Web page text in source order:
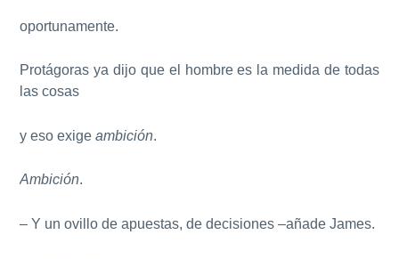
oportunamente.
Protágoras ya dijo que el hombre es la medida de todas
las cosas
y eso exigeambición.
Ambición.
– Y un ovillo de apuestas, de decisiones –añade James.